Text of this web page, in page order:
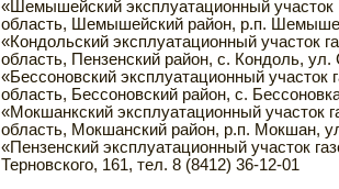
«Шемышейский эксплуатационный участок
область, Шемышейский район, р.п.
«Кондольский эксплуатационный участок
область, Пензенский район, с. Кондоль,
«Бессоновский эксплуатационный участок
область, Бессоновский район, с.
«Мокшанкский эксплуатационный участок
область, Мокшанский район, р.п. Мокшан,
«Пензенский эксплуатационный участок
Терновского, 161, тел. 8 (8412) 36-12-01